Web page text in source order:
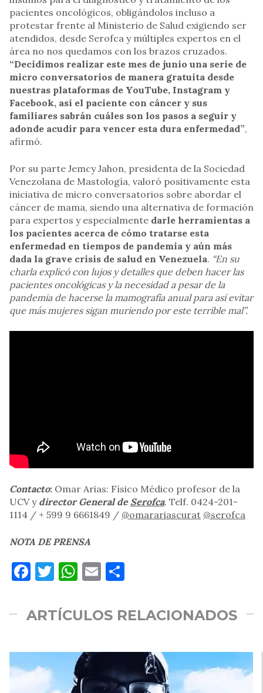
pacientes oncológicos, obligándolos incluso a
protestar frente al Ministerio de Salud exigiendo ser
atendidos, desde Serofca y múltiples expertos en el
área no nos quedamos con los brazos cruzados.
“Decidimos realizar este mes de junio una serie de
micro conversatorios de manera gratuita desde
nuestras plataformas de YouTube, Instagram y
Facebook, así el paciente con cáncer y sus
familiares sabrán cuáles son los pasos a seguir y
adonde acudir para vencer esta dura enfermedad”,
afirmó.
Por su parte Jemcy Jahon, presidenta de la Sociedad
Venezolana de Mastología, valoró positivamente esta
iniciativa de micro conversatorios sobre abordar el
cáncer de mama, siendo una alternativa de formación
para expertos y especialmente darle herramientas a
los pacientes acerca de cómo tratarse esta
enfermedad en tiempos de pandemia y aún más
dada la grave crisis de salud en Venezuela. “En su
charla explicó con lujos y detalles que deben hacer las
pacientes oncológicas y la necesidad a pesar de la
pandemia de hacerse la mamografía anual para así evitar
que más mujeres sigan muriendo por este terrible mal”.
Contacto: Omar Arias: Físico Médico profesor de la
UCV y director General de Serofca. Telf. 0424-201-
1114 / + 599 9 6661849 / @omarariascurat @serofca
NOTA DE PRENSA
Facebook
Twitter
WhatsApp
Email
ARTÍCULOS RELACIONADOS